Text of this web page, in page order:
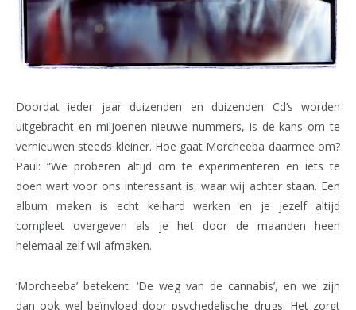
Doordat ieder jaar duizenden en duizenden Cd’s worden
uitgebracht en miljoenen nieuwe nummers, is de kans om te
vernieuwen steeds kleiner. Hoe gaat Morcheeba daarmee om?
Paul: “We proberen altijd om te experimenteren en iets te
doen wart voor ons interessant is, waar wij achter staan. Een
album maken is echt keihard werken en je jezelf altijd
compleet overgeven als je het door de maanden heen
helemaal zelf wil afmaken.
‘Morcheeba’ betekent: ‘De weg van de cannabis’, en we zijn
dan ook wel beïnvloed door psychedelische drugs. Het zorgt